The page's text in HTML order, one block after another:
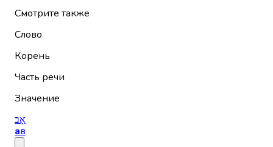
Смотрите также
Слово
Корень
Часть речи
Значение
אָב
ав